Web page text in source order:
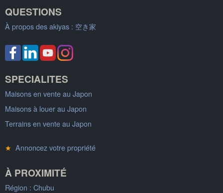
QUESTIONS
À propos des akiyas : 空き家
SPECIALITES
Maisons en vente au Japon
Maisons à louer au Japon
Terrains en vente au Japon
★ Annoncez votre propriété
À PROXIMITÉ
Région : Chubu